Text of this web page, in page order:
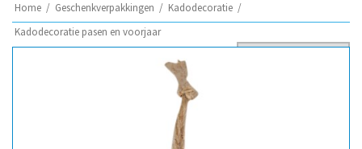
Home / Geschenkverpakkingen / Kadodecoratie /
Kadodecoratie pasen en voorjaar